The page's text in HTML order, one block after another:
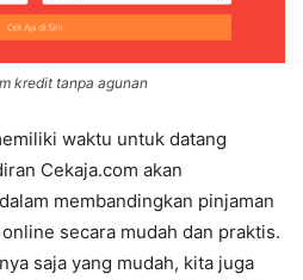
kredit tanpa agunan
waktu untuk datang
Cekaja.com akan
membandingkan pinjaman
secara mudah dan praktis.
saja yang mudah, kita juga